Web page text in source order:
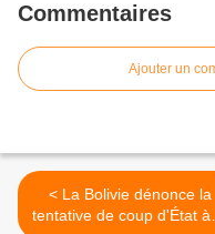
Commentaires
Ajouter un
< La Bolivie dénonce la
tentative de coup d'État à